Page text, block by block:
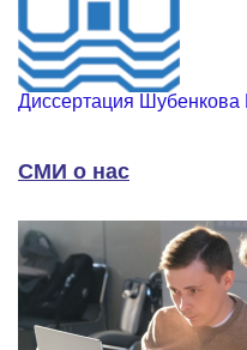
Диссертация Шубенкова
СМИ о нас